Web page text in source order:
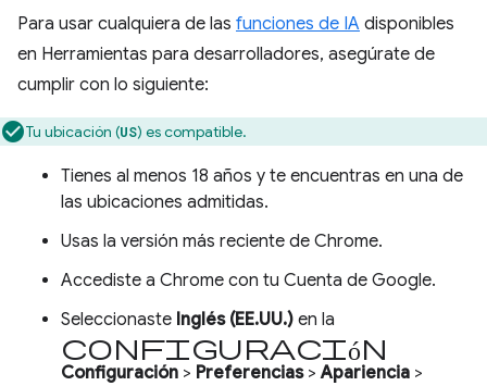
Para usar cualquiera de las funciones de IA disponibles
en Herramientas para desarrolladores, asegúrate de
cumplir con lo siguiente:
Tu ubicación (US) es compatible.
Tienes al menos 18 años y te encuentras en una de
las ubicaciones admitidas.
Usas la versión más reciente de Chrome.
Accediste a Chrome con tu Cuenta de Google.
Seleccionaste Inglés (EE.UU.) en la
configuración
Configuración > Preferencias>Apariencia >